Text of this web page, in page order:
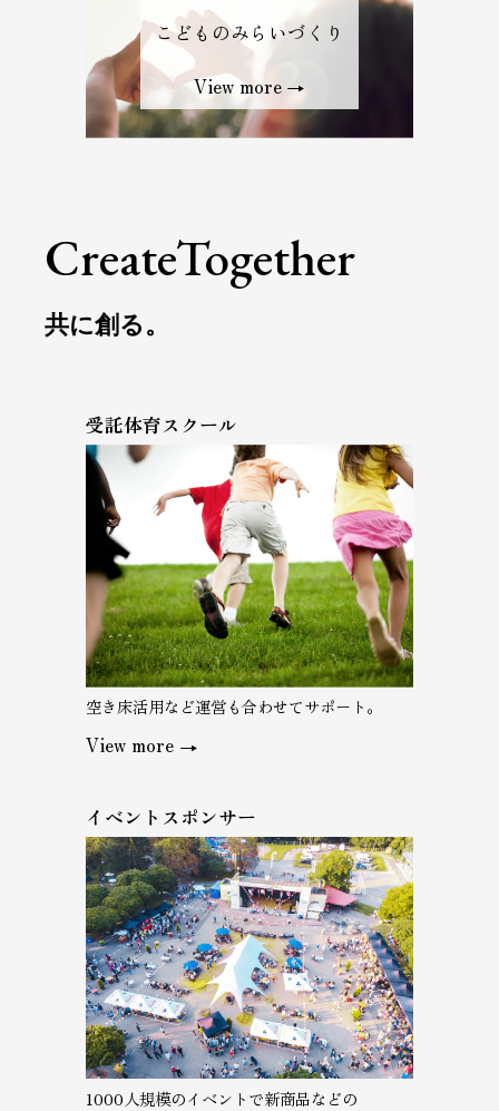
こどものみらいづくり
View more
CreateTogether
共に創る。
受託体育スクール
空き床活用など運営も合わせてサポート。
View more
イベントスポンサー
1000人規模のイベントで新商品などの